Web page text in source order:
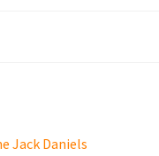
Jack Daniels